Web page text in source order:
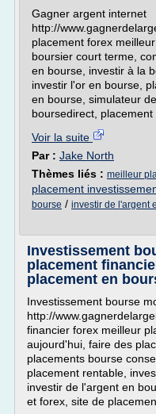
Gagner argent internet
http://
placement forex
boursier court terme,
en bourse, investir à la
investir l'or en bourse,
en bourse, simulateur
boursedirect,
Voir la suite
Par : Jake North
Thèmes liés : meilleur
placement
bourse / investir de l'argent
Investissement
placement
placement en
Investissement bourse
http://
financier forex meilleur
aujourd'hui, faire des
placements bourse
placement rentable,
investir de l'argent en
et forex, site de